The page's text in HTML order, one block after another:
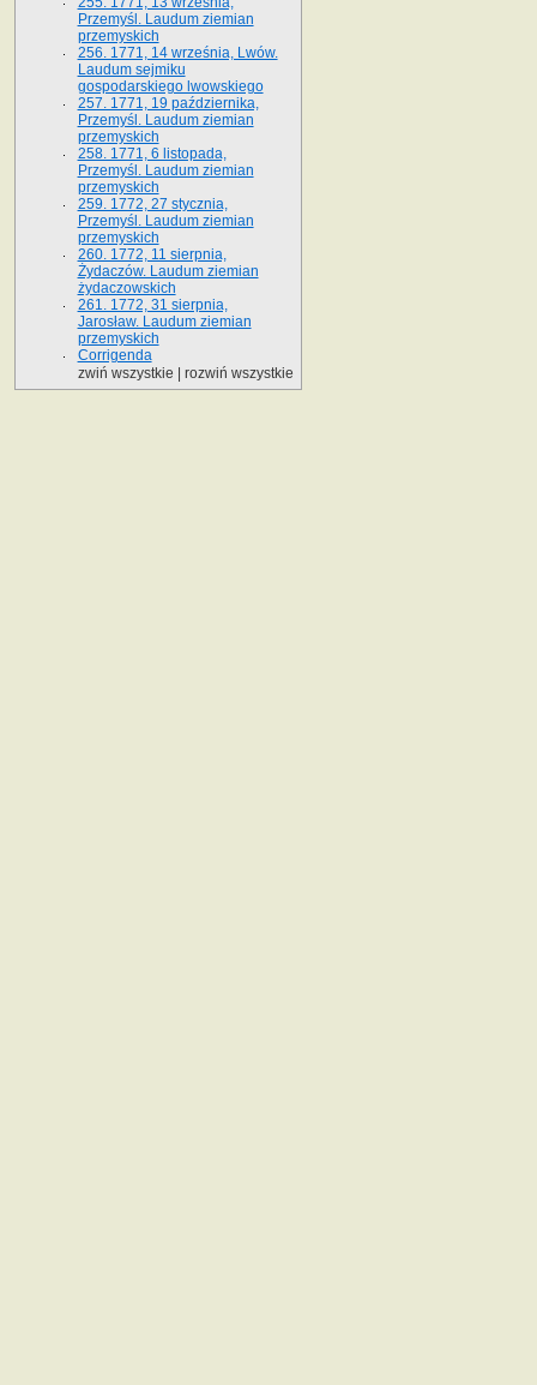
Przemyśl. Laudum ziemian
przemyskich
256. 1771, 14 września, Lwów.
Laudum sejmiku
gospodarskiego lwowskiego
257. 1771, 19 października,
Przemyśl. Laudum ziemian
przemyskich
258. 1771, 6 listopada,
Przemyśl. Laudum ziemian
przemyskich
259. 1772, 27 stycznia,
Przemyśl. Laudum ziemian
przemyskich
260. 1772, 11 sierpnia,
Żydaczów. Laudum ziemian
żydaczowskich
261. 1772, 31 sierpnia,
Jarosław. Laudum ziemian
przemyskich
Corrigenda
zwiń wszystkie
rozwiń wszystkie